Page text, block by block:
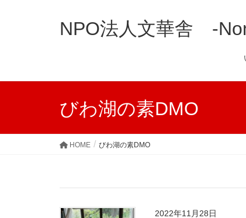
NPO法人文華舎 -
びわ湖の素DMO
HOME びわ湖の素DMO
2022年11月28日